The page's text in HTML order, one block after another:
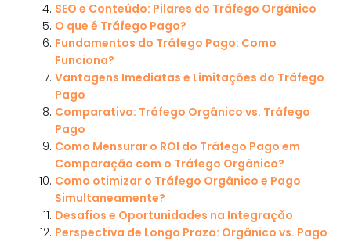
SEO e Conteúdo: Pilares do Tráfego Orgânico
O que é Tráfego Pago?
Fundamentos do Tráfego Pago: Como
Funciona?
Vantagens Imediatas e Limitações do Tráfego
Pago
Comparativo: Tráfego Orgânico vs. Tráfego
Pago
Como Mensurar o ROI do Tráfego Pago em
Comparação com o Tráfego Orgânico?
Como otimizar o Tráfego Orgânico e Pago
Simultaneamente?
Desafios e Oportunidades na Integração
Perspectiva de Longo Prazo: Orgânico vs. Pago